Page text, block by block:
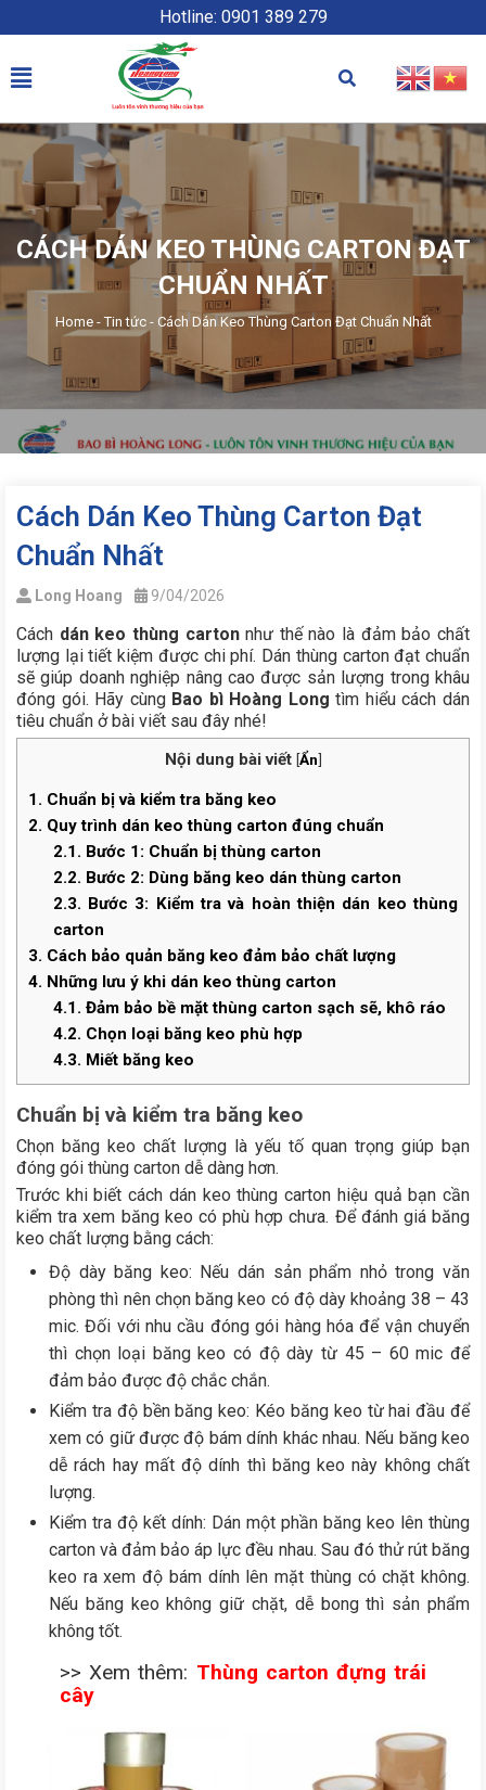
Hotline: 0901 389 279
CÁCH DÁN KEO THÙNG CARTON ĐẠT
CHUẨN NHẤT
Home-Tin tức- Cách Dán Keo Thùng Carton Đạt Chuẩn Nhất
Cách Dán Keo Thùng Carton Đạt
Chuẩn Nhất
Long Hoang 9/04/2026
Cách dánkeo thùng cartonnhư thế nào là đảm bảo chất
lượng lại tiết kiệm được chi phí. Dán thùng carton đạt chuẩn
sẽ giúp doanh nghiệp nâng cao được sản lượng trong khâu
đóng gói. Hãy cùng Bao bì Hoàng Long tìm hiểu cách dán
tiêu chuẩn ở bài viết sau đây nhé!
Nội dung bài viết [Ẩn]
1. Chuẩn bị và kiểm tra băng keo
2. Quy trình dán keo thùng carton đúng chuẩn
2.1. Bước 1: Chuẩn bị thùng carton
2.2. Bước 2: Dùng băng keo dán thùng carton
2.3. Bước 3: Kiểm tra và hoàn thiện dán keo thùng
carton
3. Cách bảo quản băng keo đảm bảo chất lượng
4. Những lưu ý khi dán keo thùng carton
4.1. Đảm bảo bề mặt thùng carton sạch sẽ, khô ráo
4.2. Chọn loại băng keo phù hợp
4.3. Miết băng keo
Chuẩn bị và kiểm tra băng keo
Chọn băng keo chất lượng là yếu tố quan trọng giúp bạn
đóng gói thùng carton dễ dàng hơn.
Trước khi biết cách dán keo thùng carton hiệu quả bạn cần
kiểm tra xem băng keo có phù hợp chưa. Để đánh giá băng
keo chất lượng bằng cách:
Độ dày băng keo: Nếu dán sản phẩm nhỏ trong văn
phòng thì nên chọn băng keo có độ dày khoảng 38 – 43
mic. Đối với nhu cầu đóng gói hàng hóa để vận chuyển
thì chọn loại băng keo có độ dày từ 45 – 60 mic để
đảm bảo được độ chắc chắn.
Kiểm tra độ bền băng keo: Kéo băng keo từ hai đầu để
xem có giữ được độ bám dính khác nhau. Nếu băng keo
dễ rách hay mất độ dính thì băng keo này không chất
lượng.
Kiểm tra độ kết dính: Dán một phần băng keo lên thùng
carton và đảm bảo áp lực đều nhau. Sau đó thử rút băng
keo ra xem độ bám dính lên mặt thùng có chặt không.
Nếu băng keo không giữ chặt, dễ bong thì sản phẩm
không tốt.
>> Xem thêm: Thùng carton đựng trái
cây